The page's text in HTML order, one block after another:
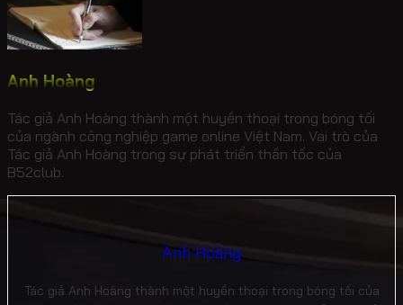
Anh Hoàng
Tác giả Anh Hoàng thành một huyền thoại trong bóng tối
của ngành công nghiệp game online Việt Nam. Vai trò của
Tác giả Anh Hoàng trong sự phát triển thần tốc của
B52club.
Anh Hoàng
Tác giả Anh Hoàng thành một huyền thoại trong bóng tối của